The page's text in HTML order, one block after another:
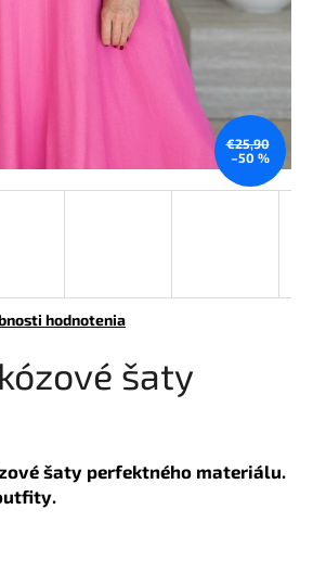
hodnotenia
šaty
šaty perfektného materiálu.
€25,90
–50 %